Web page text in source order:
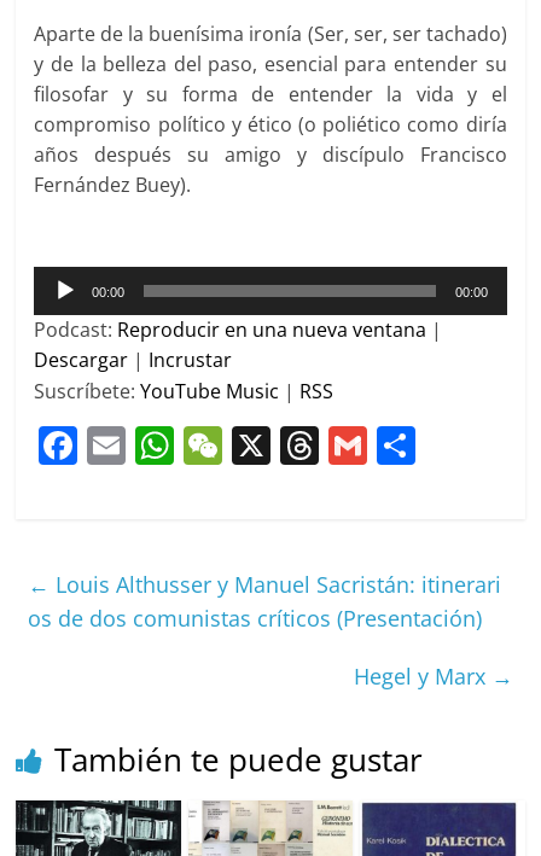
Aparte de la buenísima ironía (Ser, ser, ser tachado)
y de la belleza del paso, esencial para entender su
filosofar y su forma de entender la vida y el
compromiso político y ético (o poliético como diría
años después su amigo y discípulo Francisco
Fernández Buey).
Reproductor
de
audio
00:00 00:00
Podcast: Reproducir en una nueva ventana |
Descargar | Incrustar
Suscríbete:YouTube Music | RSS
F
b
o
E W
A
p
W
at
X T
d
s
G
ar
tir
← Louis Althusser y Manuel Sacristán: itinerari
os de dos comunistas críticos (Presentación)
Hegel y Marx →
También te puede gustar